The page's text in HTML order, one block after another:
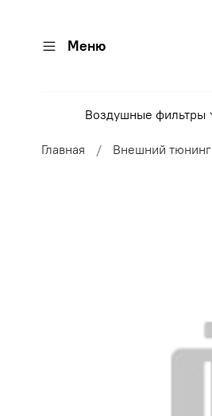
Меню
Воздушные фильтры
Главная Внешний тюнинг